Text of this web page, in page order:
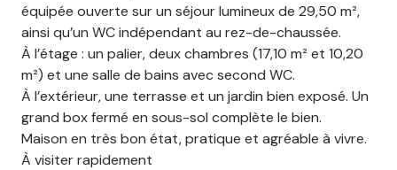
équipée ouverte sur un séjour lumineux de 29,50 m²,
ainsi qu’un WC indépendant au rez-de-chaussée.
À l’étage : un palier, deux chambres (17,10 m² et 10,20
m²) et une salle de bains avec second WC.
À l’extérieur, une terrasse et un jardin bien exposé. Un
grand box fermé en sous-sol complète le bien.
Maison en très bon état, pratique et agréable à vivre.
À visiter rapidement